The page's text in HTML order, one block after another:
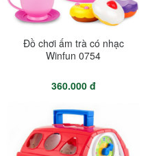
Đồ chơi ấm trà có nhạc
Winfun 0754
360.000 đ